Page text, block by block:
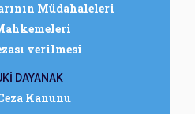
Müdahaleleri
verilmesi
DAYANAK
Kanunu